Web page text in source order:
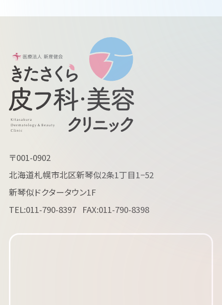
〒001-0902
北海道札幌市北区新琴似2条1丁目1−52
新琴似ドクタータウン1F
TEL:011-790-8397FAX:011-790-8398